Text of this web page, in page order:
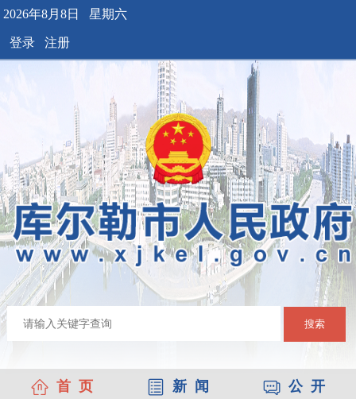
2026年8月8日 星期六
登录 注册
搜索
首 页 新 闻 公 开